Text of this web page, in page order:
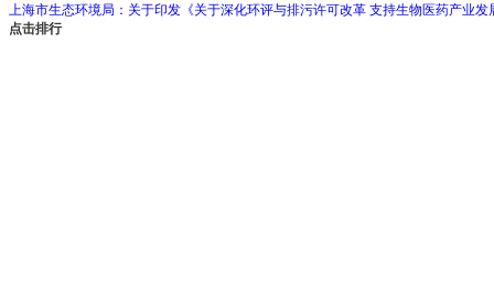
上海市生态环境局：关于印发《关于深化环评与排污许可改革 支持生物医药产业发
点击排行